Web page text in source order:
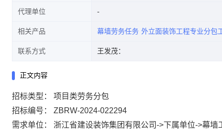
代理单位
相关产品 幕墙劳务任务 外立面装饰工程专业分包
联系方式 王发茂：
正文内容
招标类型：
项目类劳务分包
招标编号：
ZBRW-2024-022294
需求单位：
浙江省建设装饰集团有限公司->下属单位->幕墙